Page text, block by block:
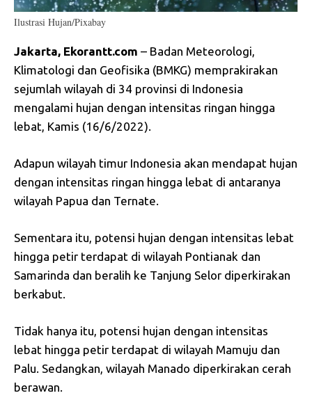
Ilustrasi Hujan/Pixabay
Jakarta, Ekorantt.com – Badan Meteorologi,
Klimatologi dan Geofisika (BMKG) memprakirakan
sejumlah wilayah di 34 provinsi di Indonesia
mengalami hujan dengan intensitas ringan hingga
lebat, Kamis (16/6/2022).
Adapun wilayah timur Indonesia akan mendapat hujan
dengan intensitas ringan hingga lebat di antaranya
wilayah Papua dan Ternate.
Sementara itu, potensi hujan dengan intensitas lebat
hingga petir terdapat di wilayah Pontianak dan
Samarinda dan beralih ke Tanjung Selor diperkirakan
berkabut.
Tidak hanya itu, potensi hujan dengan intensitas
lebat hingga petir terdapat di wilayah Mamuju dan
Palu. Sedangkan, wilayah Manado diperkirakan cerah
berawan.